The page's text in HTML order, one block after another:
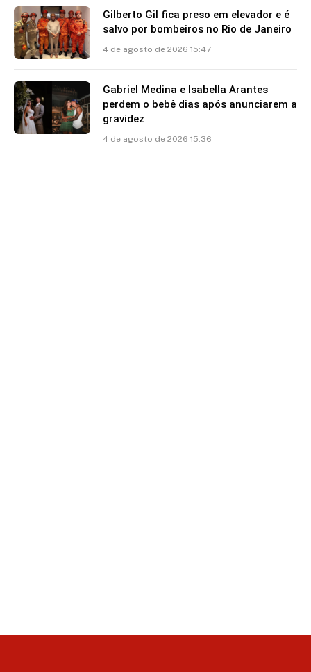
Gilberto Gil fica preso em elevador e é
salvo por bombeiros no Rio de Janeiro
4 de agosto de 2026 15:47
Gabriel Medina e Isabella Arantes
perdem o bebê dias após anunciarem a
gravidez
4 de agosto de 2026 15:36